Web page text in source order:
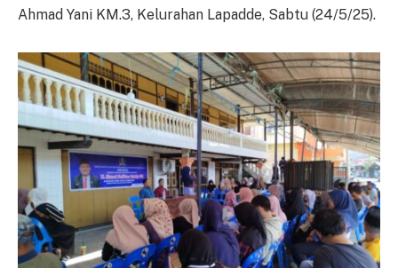
Ahmad Yani KM.3, Kelurahan Lapadde, Sabtu (24/5/25).